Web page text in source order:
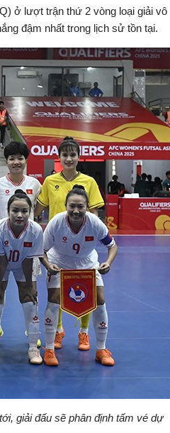
Bật
âm
thanh
Backward
ở lượt trận thứ 2 vòng loại giải vô
đậm nhất trong lịch sử tồn tại.
giải đấu sẽ phân định tấm vé dự